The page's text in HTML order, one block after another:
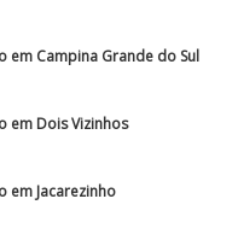
em Campina Grande do Sul
em Dois Vizinhos
em Jacarezinho